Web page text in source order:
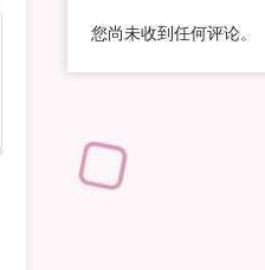
您尚未收到任何评论。